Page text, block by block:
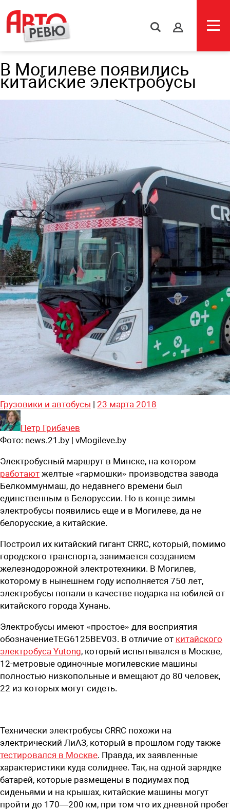
s
В Могилеве появились
китайские электробусы
Грузовики и автобусы | 23 марта 2018
Петр Грибачев
Фото: news.21.by | vMogileve.by
Электробусный маршрут в Минске, на котором
работают желтые «гармошки» производства завода
Белкоммунмаш, до недавнего времени был
единственным в Белоруссии. Но в конце зимы
электробусы появились еще и в Могилеве, да не
белорусские, а китайские.
Построил их китайский гигант CRRC, который, помимо
городского транспорта, занимается созданием
железнодорожной электротехники. В Могилев,
которому в нынешнем году исполняется 750 лет,
электробусы попали в качестве подарка на юбилей от
китайского города Хунань.
Электробусы имеют «простое» для восприятия
обозначениеTEG6125BEV03. В отличие от китайского
электробуса Yutong, который испытывался в Москве,
12-метровые одиночные могилевские машины
полностью низкопольные и вмещают до 80 человек,
22 из которых могут сидеть.
Технически электробусы CRRC похожи на
электрический ЛиАЗ, который в прошлом году также
тестировался в Москве. Правда, их заявленные
характеристики куда солиднее. Так, на одной зарядке
батарей, которые размещены в подиумах под
сиденьями и на крышах, китайские машины могут
пройти до 170—200 км, при том что их дневной пробег